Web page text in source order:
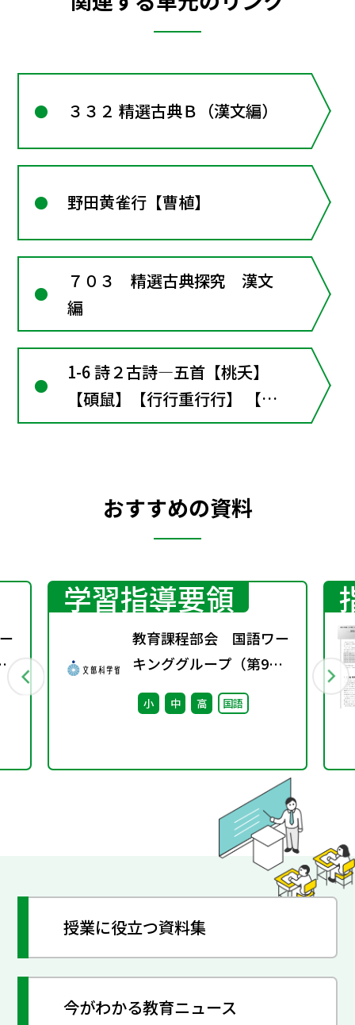
３３２ 精選古典Ｂ（漢文編）
野田黄雀行【曹植】
７０３ 精選古典探究 漢文
編
1-6 詩２古詩―五首【桃夭】
【碩鼠】【行行重行行】 【野
田黄雀行】【飲酒】
おすすめの資料
学習指導要領
教育課程部会 国語ワー
キンググループ（第9
回） 配付資料
小 中 高 国語
授業に役立つ資料集
今がわかる教育ニュース